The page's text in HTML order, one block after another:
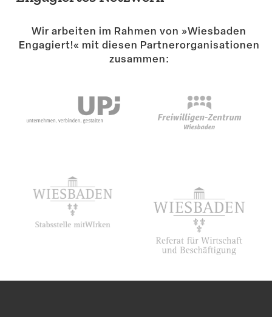
Wir arbeiten im Rahmen von »Wiesbaden
Engagiert!« mit diesen Partner­or­ga­ni­sa­tionen
zusammen: